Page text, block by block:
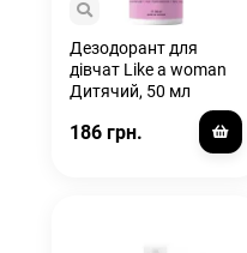
Дезодорант для
дівчат Like a woman
Дитячий, 50 мл
186 грн.